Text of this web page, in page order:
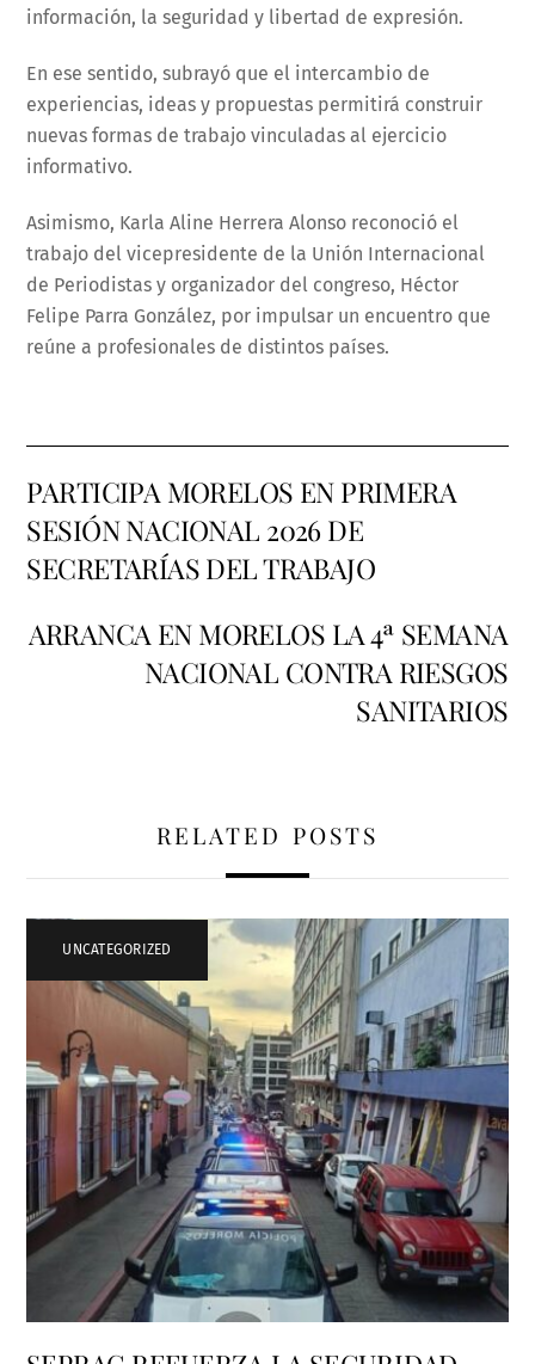
información, la seguridad y libertad de expresión.
En ese sentido, subrayó que el intercambio de
experiencias, ideas y propuestas permitirá construir
nuevas formas de trabajo vinculadas al ejercicio
informativo.
Asimismo, Karla Aline Herrera Alonso reconoció el
trabajo del vicepresidente de la Unión Internacional
de Periodistas y organizador del congreso, Héctor
Felipe Parra González, por impulsar un encuentro que
reúne a profesionales de distintos países.
PARTICIPA MORELOS EN PRIMERA
SESIÓN NACIONAL 2026 DE
SECRETARÍAS DEL TRABAJO
ARRANCA EN MORELOS LA 4ª SEMANA
NACIONAL CONTRA RIESGOS
SANITARIOS
RELATED POSTS
UNCATEGORIZED